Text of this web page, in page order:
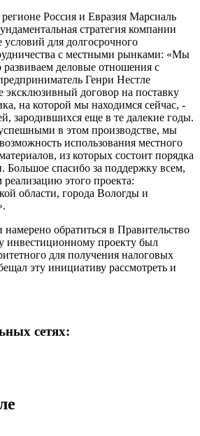
Россия и Евразия Марсиаль
стратегия компании
условий для долгосрочного
с местными рынками: «Мы
развиваем деловые отношения с
Генри Нестле
эксклюзивный договор на поставку
на которой мы находимся сейчас, -
зародившихся еще в те далекие годы.
в этом производстве, мы
использования местного
из которых состоит порядка
спасибо за поддержку всем,
этого проекта:
области, города Вологды и
обратиться в Правительство
инвестиционному проекту был
для получения налоговых
эту инициативу рассмотреть и
сетях: